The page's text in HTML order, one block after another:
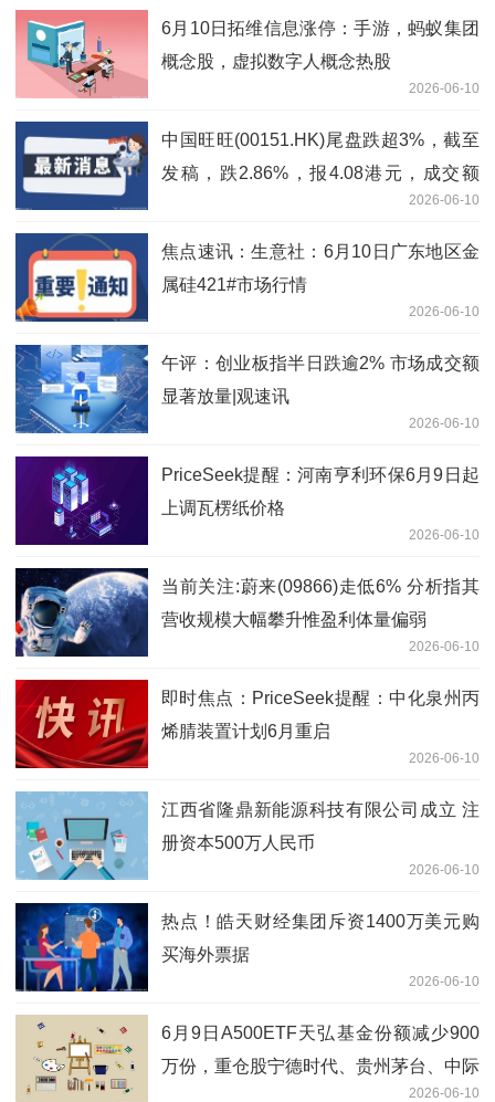
6月10日拓维信息涨停：手游，蚂蚁集团
概念股，虚拟数字人概念热股
2026-06-10
中国旺旺(00151.HK)尾盘跌超3%，截至
发稿，跌2.86%，报4.08港元，成交额
2026-06-10
焦点速讯：生意社：6月10日广东地区金
属硅421#市场行情
2026-06-10
午评：创业板指半日跌逾2% 市场成交额
显著放量|观速讯
2026-06-10
PriceSeek提醒：河南亨利环保6月9日起
上调瓦楞纸价格
2026-06-10
当前关注:蔚来(09866)走低6% 分析指其
营收规模大幅攀升惟盈利体量偏弱
2026-06-10
即时焦点：PriceSeek提醒：中化泉州丙
烯腈装置计划6月重启
2026-06-10
江西省隆鼎新能源科技有限公司成立 注
册资本500万人民币
2026-06-10
热点！皓天财经集团斥资1400万美元购
买海外票据
2026-06-10
6月9日A500ETF天弘基金份额减少900
万份，重仓股宁德时代、贵州茅台、中际
2026-06-10